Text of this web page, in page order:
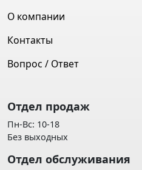
О компании
Контакты
Вопрос / Ответ
Отдел продаж
Пн-Вс: 10-18
Без выходных
Отдел обслуживания